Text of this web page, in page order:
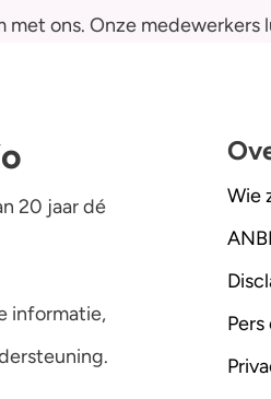
met ons. Onze
20 jaar dé
informatie,
Wie